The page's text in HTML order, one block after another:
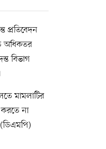
প্রতিবেদন
অধিকতর
বিভাগ
মামলাটির
না